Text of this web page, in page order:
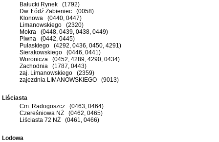
Bałucki Rynek (1792)
Dw. Łódź Żabieniec (0058)
Klonowa (0440, 0447)
Limanowskiego (2320)
Mokra (0448, 0439, 0438, 0449)
Piwna (0442, 0445)
Pułaskiego (4292, 0436, 0450, 4291)
Sierakowskiego (0446, 0441)
Woronicza (0452, 4289, 4290, 0434)
Zachodnia (1787, 0443)
zaj. Limanowskiego (2359)
zajezdnia LIMANOWSKIEGO (9013)
Liściasta
Cm. Radogoszcz (0463, 0464)
Czereśniowa NŻ (0462, 0465)
Liściasta 72 NŻ (0461, 0466)
Lodowa